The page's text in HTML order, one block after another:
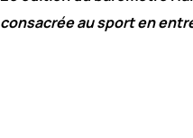
consacrée au sport en